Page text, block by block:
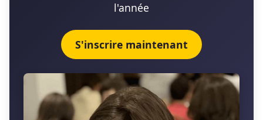
l'année
S'inscrire maintenant